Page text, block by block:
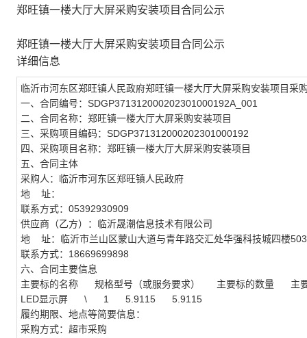
郑旺镇一楼大厅大屏采购安装项目合同公示
郑旺镇一楼大厅大屏采购安装项目合同公示
详细信息
临沂市河东区郑旺镇人民政府郑旺镇一楼大厅大屏采购安装项目采
一、合同编号：SDGP371312000202301000192A_001
二、合同名称：郑旺镇一楼大厅大屏采购安装项目
三、采购项目编码：SDGP371312000202301000192
四、采购项目名称：郑旺镇一楼大厅大屏采购安装项目
五、合同主体
采购人：临沂市河东区郑旺镇人民政府
地 址：
联系方式：05392930909
供应商（乙方）：临沂晟潮信息技术有限公司
地 址：临沂市兰山区蒙山大道与青年路交汇处华强科技城四楼
联系方式：18669699898
六、合同主要信息
主要标的名称 规格型号（或服务要求） 主要标的数量 主
LED显示屏 \ 1 5.9115 5.9115
履约期限、地点等简要信息：
采购方式：超市采购